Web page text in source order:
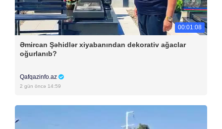
00:01:08
Əmircan Şəhidlər xiyabanından dekorativ ağaclar
oğurlanıb?
Qafqazinfo.az
2 gün öncə 14:59